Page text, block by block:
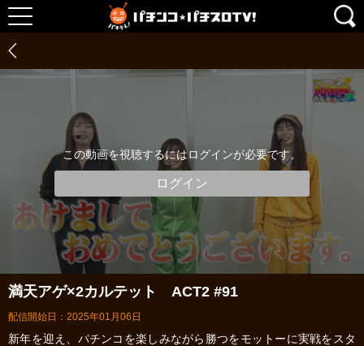
この動画を視聴するにはログインが必要です。
ログイン
満天アゲ×2カルテット ACT2 #91
配信開始日：2025年01月06日
新年を迎え、パチンコを楽しみながら勝つをモットーに実戦をスタ